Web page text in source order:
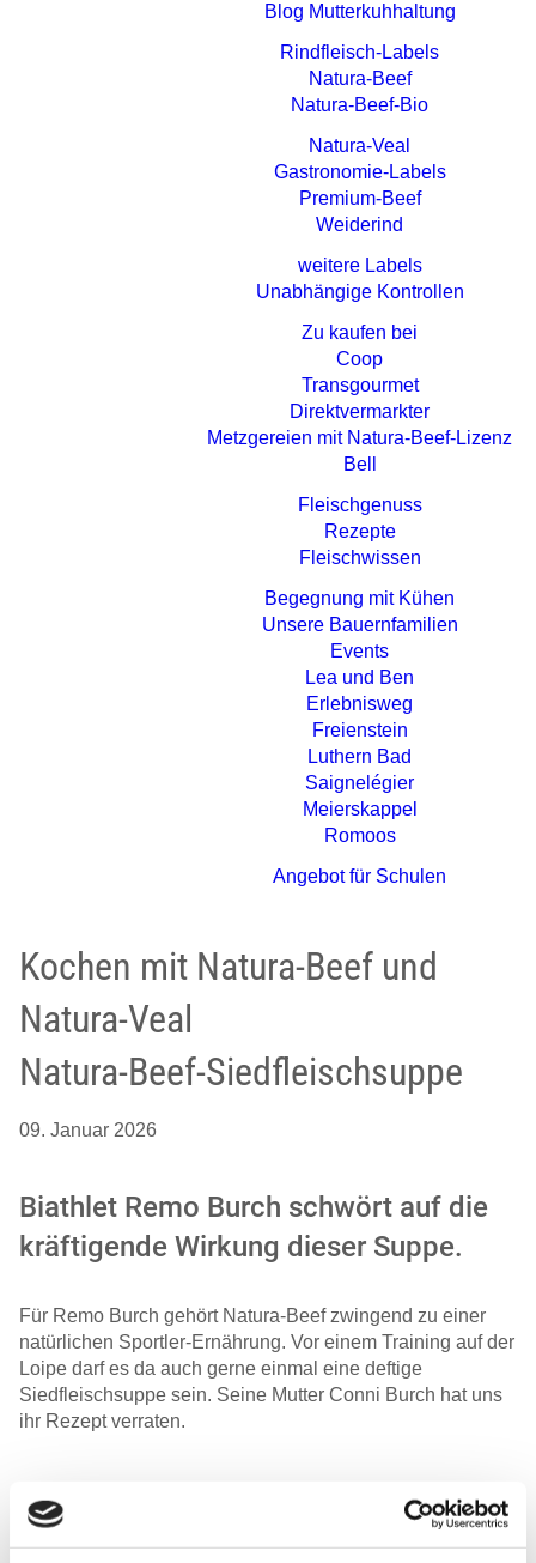
Blog Mutterkuhhaltung
Rindfleisch-Labels
Natura-Beef
Natura-Beef-Bio
Natura-Veal
Gastronomie-Labels
Premium-Beef
Weiderind
weitere Labels
Unabhängige Kontrollen
Zu kaufen bei
Coop
Transgourmet
Direktvermarkter
Metzgereien mit Natura-Beef-Lizenz
Bell
Fleischgenuss
Rezepte
Fleischwissen
Begegnung mit Kühen
Unsere Bauernfamilien
Events
Lea und Ben
Erlebnisweg
Freienstein
Luthern Bad
Saignelégier
Meierskappel
Romoos
Angebot für Schulen
Kochen mit Natura-Beef und
Natura-Veal
Natura-Beef-Siedfleischsuppe
09. Januar 2026
Biathlet Remo Burch schwört auf die
kräftigende Wirkung dieser Suppe.
Für Remo Burch gehört Natura-Beef zwingend zu einer
natürlichen Sportler-Ernährung. Vor einem Training auf der
Loipe darf es da auch gerne einmal eine deftige
Siedfleischsuppe sein. Seine Mutter Conni Burch hat uns
ihr Rezept verraten.
Siedfleisch mit Gemüse schmeckt Remo Burch zusammen mit Salzkartoffeln
und Apfelkren oder aber als würzige Suppe. | Foto: www.schweizerfleisch.ch